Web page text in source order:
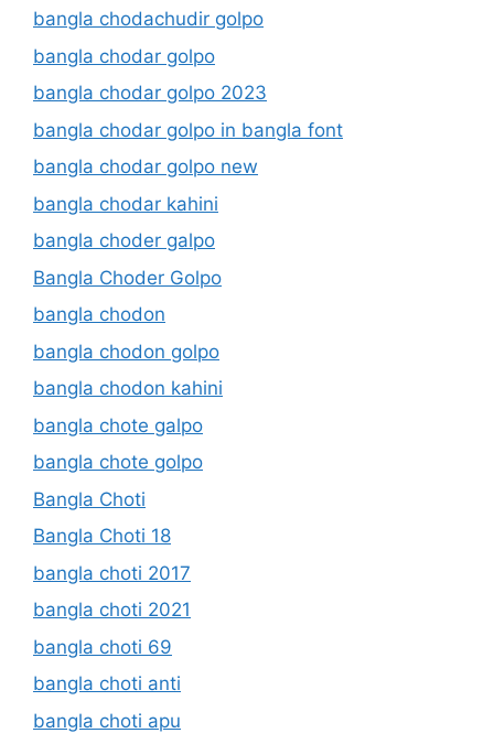
bangla chodachudir golpo
bangla chodar golpo
bangla chodar golpo 2023
bangla chodar golpo in bangla font
bangla chodar golpo new
bangla chodar kahini
bangla choder galpo
Bangla Choder Golpo
bangla chodon
bangla chodon golpo
bangla chodon kahini
bangla chote galpo
bangla chote golpo
Bangla Choti
Bangla Choti 18
bangla choti 2017
bangla choti 2021
bangla choti 69
bangla choti anti
bangla choti apu